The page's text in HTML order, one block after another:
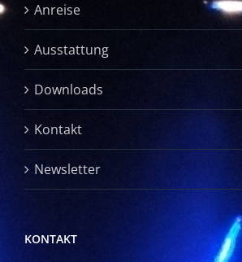
Anreise
Ausstattung
Downloads
Kontakt
Newsletter
KONTAKT